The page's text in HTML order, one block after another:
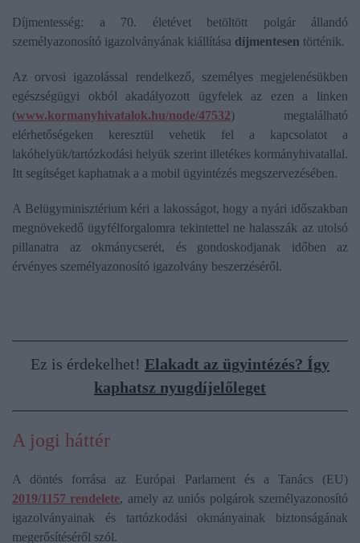
Díjmentesség: a 70. életévet betöltött polgár állandó
személyazonosító igazolványának kiállítása díjmentesen történik.
Az orvosi igazolással rendelkező, személyes megjelenésükben
egészségügyi okból akadályozott ügyfelek az ezen a linken
(www.kormanyhivatalok.hu/node/47532) megtalálható
elérhetőségeken keresztül vehetik fel a kapcsolatot a
lakóhelyük/tartózkodási helyük szerint illetékes kormányhivatallal.
Itt segítséget kaphatnak a a mobil ügyintézés megszervezésében.
A Belügyminisztérium kéri a lakosságot, hogy a nyári időszakban
megnövekedő ügyfélforgalomra tekintettel ne halasszák az utolsó
pillanatra az okmánycserét, és gondoskodjanak időben az
érvényes személyazonosító igazolvány beszerzéséről.
Ez is érdekelhet! Elakadt az ügyintézés? Így
kaphatsz nyugdíjelőleget
A jogi háttér
A döntés forrása az Európai Parlament és a Tanács (EU)
2019/1157 rendelete, amely az uniós polgárok személyazonosító
igazolványainak és tartózkodási okmányainak biztonságának
megerősítéséről szól.